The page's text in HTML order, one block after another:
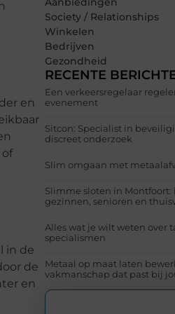
en
in de
de
en
Society / Relationships
Winkelen
Bedrijven
Gezondheid
RECENTE
Een verkeersregelaar
evenement
Sitcon: Specialist in
discreet onderzoek
Slim omgaan met
Slimme sloten in Montfoort:
gezinnen, senioren en
Alles wat je wilt weten over
specialismen
Metaal op maat laten
vakmanschap dat past bij